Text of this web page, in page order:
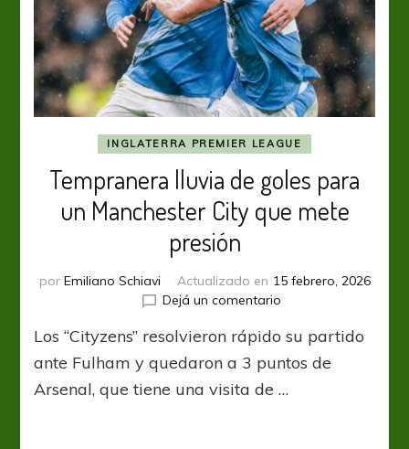
INGLATERRA PREMIER LEAGUE
Tempranera lluvia de goles para
un Manchester City que mete
presión
por Emiliano Schiavi Actualizado en 15 febrero, 2026
Dejá un comentarioen
lluvia
de
para
Los “Cityzens” resolvieron rápido su partido
ante Fulham y quedaron a 3 puntos de
Arsenal, que tiene una visita de …